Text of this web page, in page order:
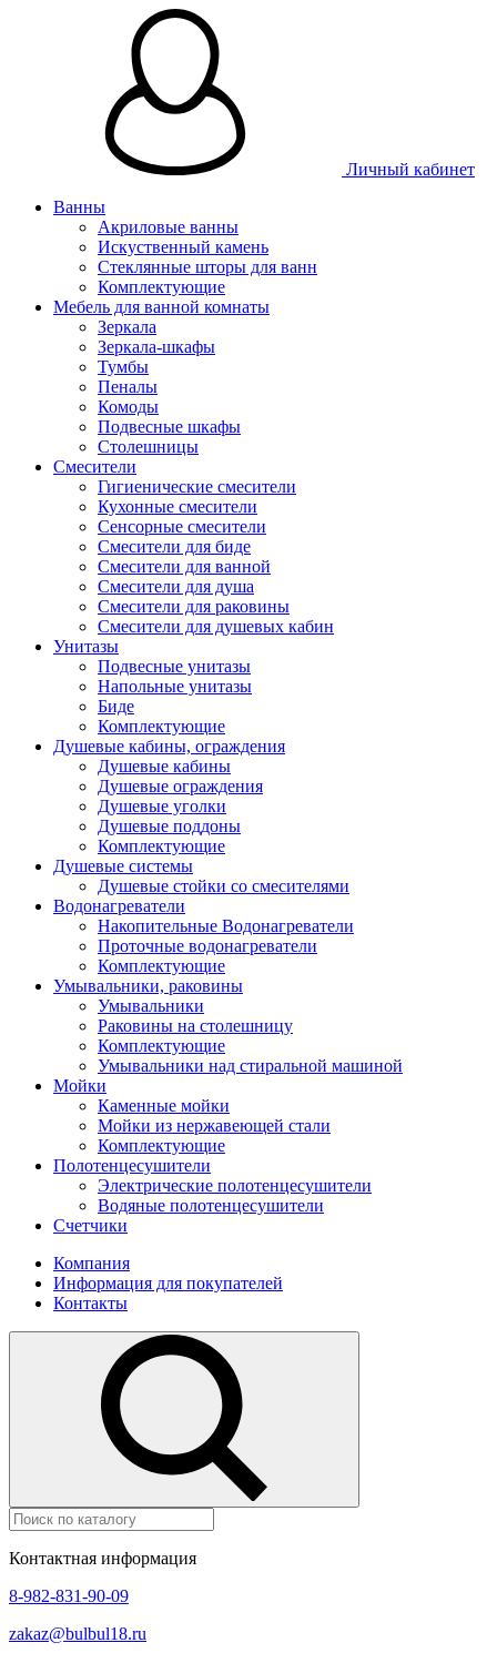
Личный кабинет
Ванны
Акриловые ванны
Искуственный камень
Стеклянные шторы для ванн
Комплектующие
Мебель для ванной комнаты
Зеркала
Зеркала-шкафы
Тумбы
Пеналы
Комоды
Подвесные шкафы
Столешницы
Смесители
Гигиенические смесители
Кухонные смесители
Сенсорные смесители
Смесители для биде
Смесители для ванной
Смесители для душа
Смесители для раковины
Смесители для душевых кабин
Унитазы
Подвесные унитазы
Напольные унитазы
Биде
Комплектующие
Душевые кабины, ограждения
Душевые кабины
Душевые ограждения
Душевые уголки
Душевые поддоны
Комплектующие
Душевые системы
Душевые стойки со смесителями
Водонагреватели
Накопительные Водонагреватели
Проточные водонагреватели
Комплектующие
Умывальники, раковины
Умывальники
Раковины на столешницу
Комплектующие
Умывальники над стиральной машиной
Мойки
Каменные мойки
Мойки из нержавеющей стали
Комплектующие
Полотенцесушители
Электрические полотенцесушители
Водяные полотенцесушители
Счетчики
Компания
Информация для покупателей
Контакты
Контактная информация
8-982-831-90-09
zakaz@bulbul18.ru